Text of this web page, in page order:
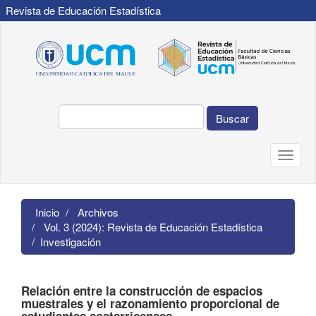
Revista de Educación Estadística
principal
Contenido
principal
Buscar
Toggle
Inicio
Archivos
Vol. 3 (2024): Revista de Educación Estadística
Investigación
Relación entre la construcción de espacios
muestrales y el razonamiento proporcional de